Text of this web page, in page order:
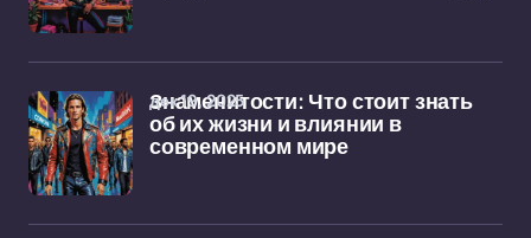
Знаменитости: Что стоит знать
об их жизни и влиянии в
современном мире
дек 19, 2025